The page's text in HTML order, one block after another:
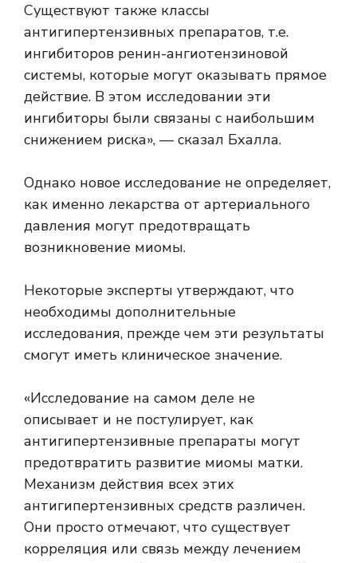
Существуют также классы
антигипертензивных препаратов, т.е.
ингибиторов ренин-ангиотензиновой
системы, которые могут оказывать прямое
действие. В этом исследовании эти
ингибиторы были связаны с наибольшим
снижением риска», — сказал Бхалла.
Однако новое исследование не определяет,
как именно лекарства от артериального
давления могут предотвращать
возникновение миомы.
Некоторые эксперты утверждают, что
необходимы дополнительные
исследования, прежде чем эти результаты
смогут иметь клиническое значение.
«Исследование на самом деле не
описывает и не постулирует, как
антигипертензивные препараты могут
предотвратить развитие миомы матки.
Механизм действия всех этих
антигипертензивных средств различен.
Они просто отмечают, что существует
корреляция или связь между лечением